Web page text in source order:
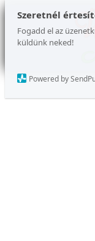
Szeretnél
Fogadd el az
küldünk neked!
Powered by
Ugrás
tartalomhoz